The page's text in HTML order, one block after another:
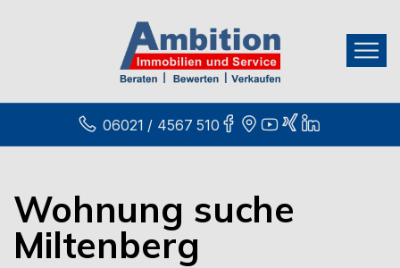
06021 / 4567 510
Wohnung suche
Miltenberg